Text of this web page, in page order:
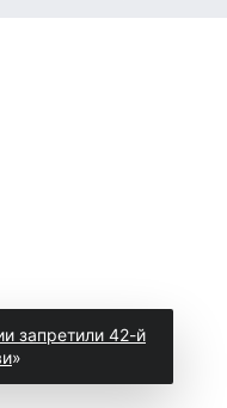
запретили 42-й
»